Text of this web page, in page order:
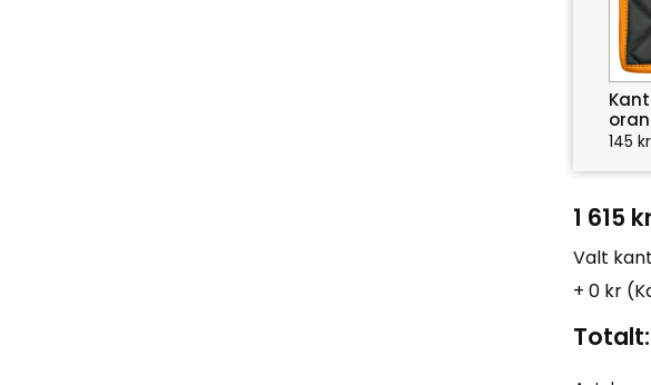
145 kr
1 615
Valt
+ 0 kr
Totalt: